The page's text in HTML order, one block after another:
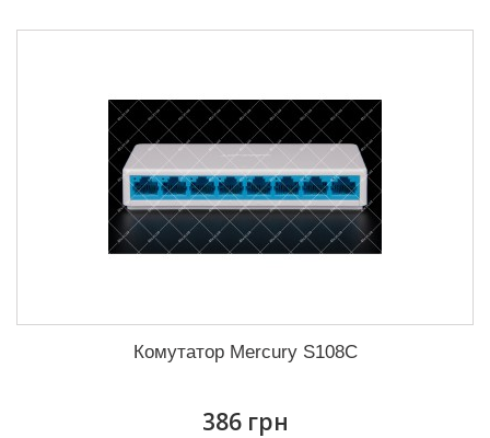
Комутатор Mercury S108C
386 грн